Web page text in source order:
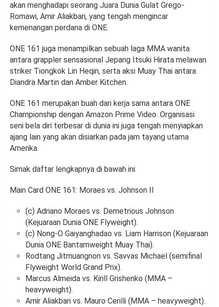
akan menghadapi seorang Juara Dunia Gulat Grego-
Romawi, Amir Aliakbari, yang tengah mengincar
kemenangan perdana di ONE.
ONE 161 juga menampilkan sebuah laga MMA wanita
antara grappler sensasional Jepang Itsuki Hirata melawan
striker Tiongkok Lin Heqin, serta aksi Muay Thai antara
Diandra Martin dan Amber Kitchen.
ONE 161 merupakan buah dari kerja sama antara ONE
Championship dengan Amazon Prime Video. Organisasi
seni bela diri terbesar di dunia ini juga tengah menyiapkan
ajang lain yang akan disiarkan pada jam tayang utama
Amerika.
Simak daftar lengkapnya di bawah ini:
Main Card ONE 161: Moraes vs. Johnson II
(c) Adriano Moraes vs. Demetrious Johnson
(Kejuaraan Dunia ONE Flyweight).
(c) Nong-O Gaiyanghadao vs. Liam Harrison (Kejuaraan
Dunia ONE Bantamweight Muay Thai).
Rodtang Jitmuangnon vs. Savvas Michael (semifinal
Flyweight World Grand Prix).
Marcus Almeida vs. Kirill Grishenko (MMA –
heavyweight).
Amir Aliakbari vs. Mauro Cerilli (MMA – heavyweight).